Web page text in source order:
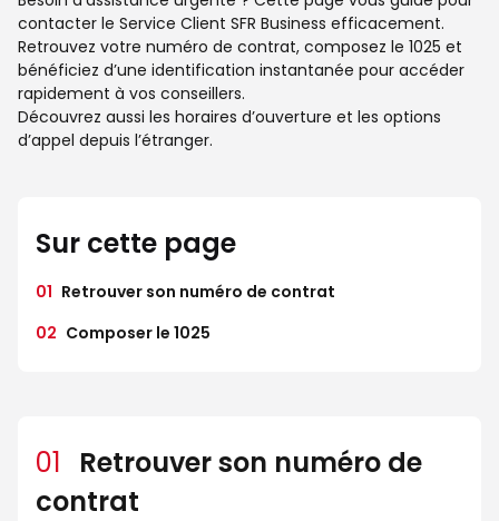
contacter le Service Client SFR Business efficacement.
Retrouvez votre numéro de contrat, composez le 1025 et
bénéficiez d’une identification instantanée pour accéder
rapidement à vos conseillers.
Découvrez aussi les horaires d’ouverture et les options
d’appel depuis l’étranger.
Sur cette page
01 Retrouver son numéro de contrat
02 Composer le 1025
01
Retrouver son numéro de
contrat